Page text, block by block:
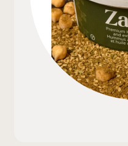
Institutions
À propos